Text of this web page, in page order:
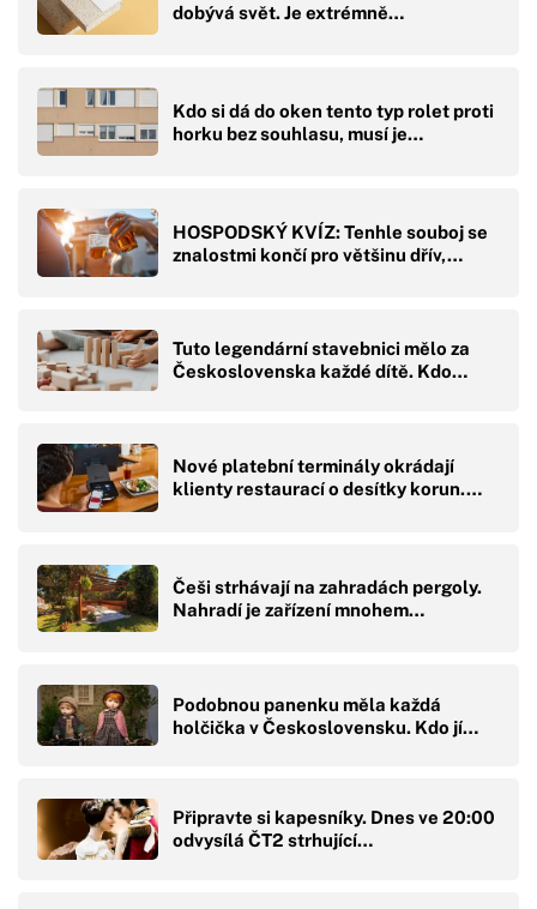
dobývá svět. Je extrémně…
Kdo si dá do oken tento typ rolet proti
horku bez souhlasu, musí je…
HOSPODSKÝ KVÍZ: Tenhle souboj se
znalostmi končí pro většinu dřív,…
Tuto legendární stavebnici mělo za
Československa každé dítě. Kdo…
Nové platební terminály okrádají
klienty restaurací o desítky korun.…
Češi strhávají na zahradách pergoly.
Nahradí je zařízení mnohem…
Podobnou panenku měla každá
holčička v Československu. Kdo jí…
Připravte si kapesníky. Dnes ve 20:00
odvysílá ČT2 strhující…